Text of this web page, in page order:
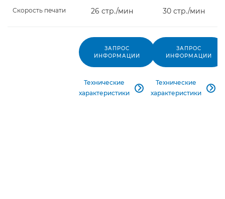
Скорость печати 26 стр./мин 30 стр./мин
ЗАПРОС
ИНФОРМАЦИИ
Технические
характеристики

ЗАПРОС
ИНФОРМАЦИИ
Технические
характеристики
